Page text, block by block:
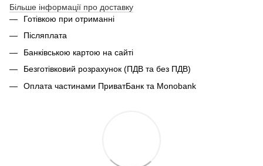
Більше інформації про доставку
Готівкою при отриманні
Післяплата
Банківською картою на сайті
Безготівковий розрахунок (ПДВ та без ПДВ)
Оплата частинами ПриватБанк та Monobank